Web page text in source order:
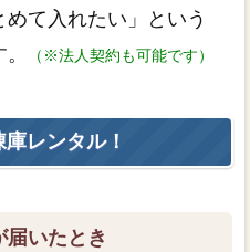
て入れたい」という
（※法人契約も可能です）
レンタル！
いたとき